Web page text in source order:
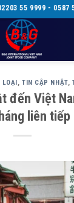
0587 55 9999
LOẠI, TIN CẬP NHẬT,
đến Việt
liên tiếp